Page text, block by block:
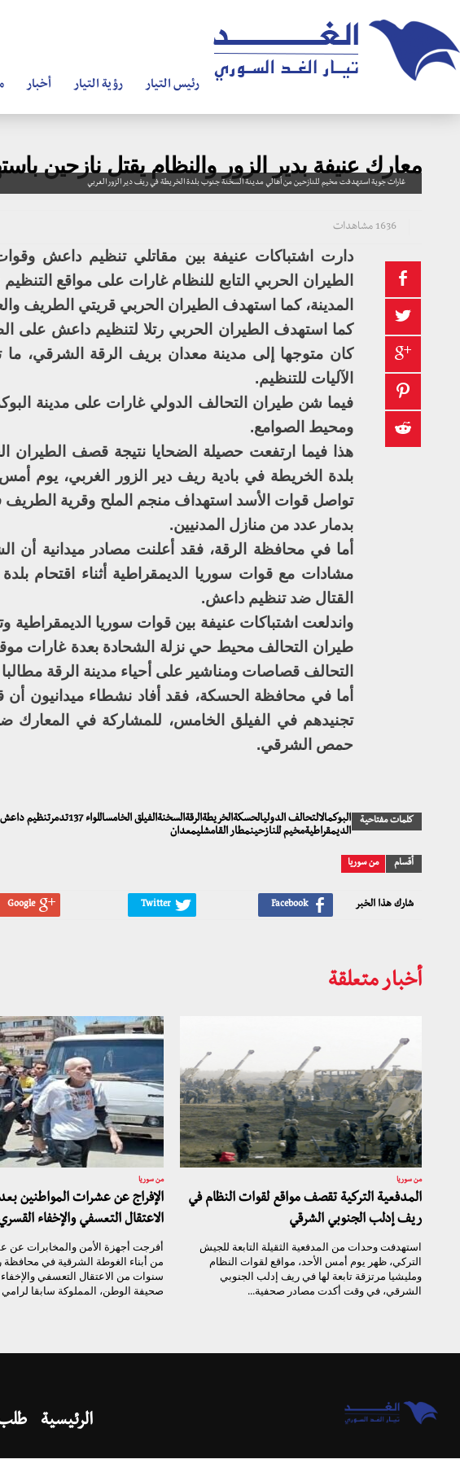
رئيس التيار رؤية التيار أخبار
معارك عنيفة بدير الزور والنظام يقتل نازحين
غارات جوية استهدفت مخيم للنازحين من أهالي مدينة السخنة جنوب بلدة الخريطة في ريف دير الزور الغربي
1636 مشاهدات
دارت اشتباكات عنيفة بين مقاتلي تنظيم داعش
المدينة، كما استهدف الطيران الحربي قريتي الطريف
كما استهدف الطيران الحربي رتلا لتنظيم داعش على
كان متوجها إلى مدينة معدان بريف الرقة الشرقي،
الآليات للتنظيم.
فيما شن طيران التحالف الدولي غارات على مدينة
ومحيط الصوامع.
هذا فيما ارتفعت حصيلة الضحايا نتيجة قصف الطيران
بلدة الخريطة في بادية ريف دير الزور الغربي، يوم
تواصل قوات الأسد استهداف منجم الملح وقرية الطريف
بدمار عدد من منازل المدنيين.
أما في محافظة الرقة، فقد أعلنت مصادر ميدانية أن
مشادات مع قوات سوريا الديمقراطية أثناء اقتحام
القتال ضد تنظيم داعش.
واندلعت اشتباكات عنيفة بين قوات سوريا
طيران التحالف محيط حي نزلة الشحادة بعدة غارات
التحالف قصاصات ومناشير على أحياء مدينة الرقة
تجنيدهم في الفيلق الخامس، للمشاركة في
حمص الشرقي.
كلمات مفتاحية
البوكمالالتحالف
الديمقراطيةمخيم للنازحينمطار القامشليمعدان
أقسام من سوريا
شارك هذا الخبر
أخبار متعلقة
من سوريا
المدفعية التركية تقصف مواقع لقوات النظام في
ريف إدلب الجنوبي الشرقي
استهدفت وحدات من المدفعية الثقيلة التابعة للجيش
التركي، ظهر يوم أمس الأحد، مواقع لقوات النظام
ومليشيا مرتزقة تابعة لها في ريف إدلب الجنوبي
الشرقي، في وقت أكدت مصادر صحفية...
من سوريا
الإفراج عن عشرات المواطنين
الاعتقال التعسفي والإخفاء
أفرجت أجهزة الأمن والمخابرات عن
من أبناء الغوطة الشرقية في
سنوات من الاعتقال التعسفي
صحيفة الوطن، المملوكة سابقا
الرئيسية